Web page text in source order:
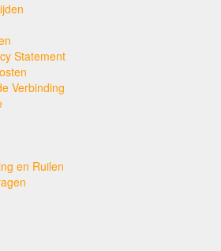
Statement
Verbinding
en Ruilen